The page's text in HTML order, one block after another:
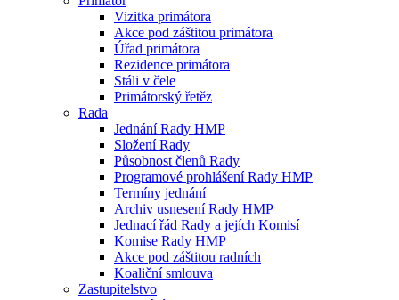
Vizitka primátora
Akce pod záštitou primátora
Úřad primátora
Rezidence primátora
Stáli v čele
Primátorský řetěz
Rada
Jednání Rady HMP
Složení Rady
Působnost členů Rady
Programové prohlášení Rady HMP
Termíny jednání
Archiv usnesení Rady HMP
Jednací řád Rady a jejích Komisí
Komise Rady HMP
Akce pod záštitou radních
Koaliční smlouva
Zastupitelstvo